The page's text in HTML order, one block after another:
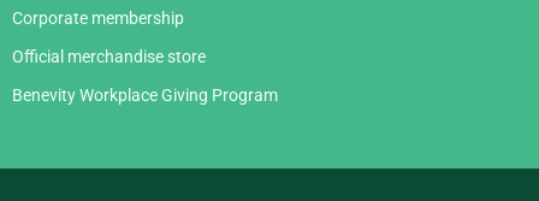
Corporate membership
Official merchandise store
Benevity Workplace Giving Program